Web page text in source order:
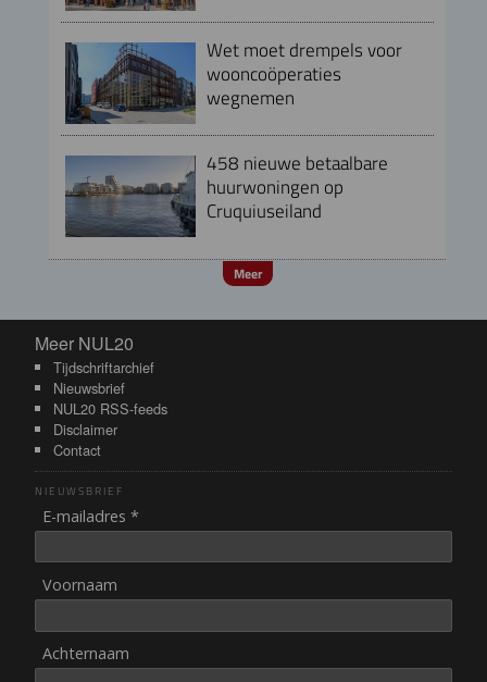
Wet moet drempels voor
wooncoöperaties
wegnemen
458 nieuwe betaalbare
huurwoningen op
Cruquiuseiland
Meer
Meer NUL20
Meer NUL20
Tijdschriftarchief
Nieuwsbrief
NUL20 RSS-feeds
Disclaimer
Contact
NIEUWSBRIEF
E-mailadres *
Voornaam
Achternaam